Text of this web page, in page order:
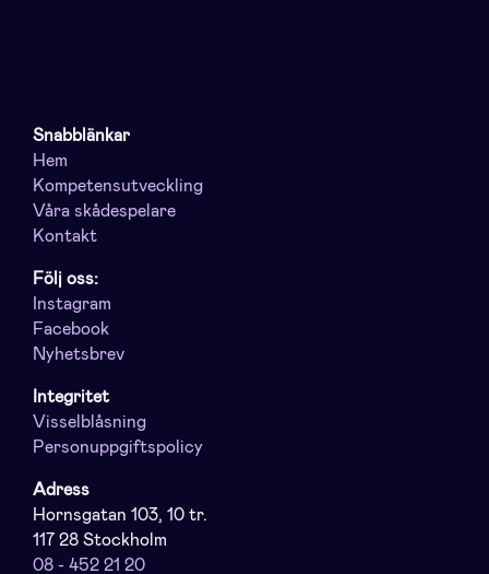
Snabblänkar
Hem
Kompetensutveckling
Våra skådespelare
Kontakt
Följ oss:
Instagram
Facebook
Nyhetsbrev
Integritet
Visselblåsning
Personuppgiftspolicy
Adress
Hornsgatan 103, 10 tr.
117 28 Stockholm
08 - 452 21 20